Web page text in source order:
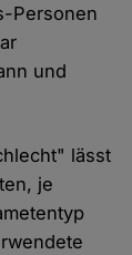
Personen
und
lässt
je